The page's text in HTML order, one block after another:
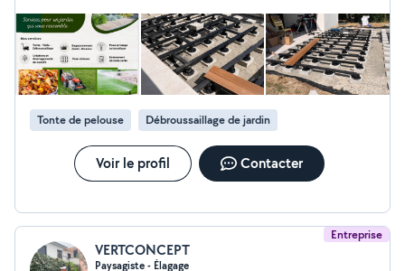
Tonte de pelouse Débroussaillage de jardin
Voir le profil Contacter
Entreprise
VERTCONCEPT
Paysagiste - Élagage